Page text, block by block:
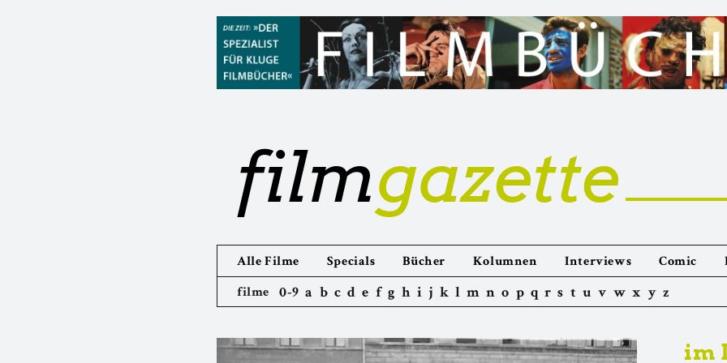
filmgazette
Alle Filme Specials Bücher Kolumnen Interviews Comic
filme 0-9 a b c d e f g h i j k l m n o p q r s t u v w x y z
im